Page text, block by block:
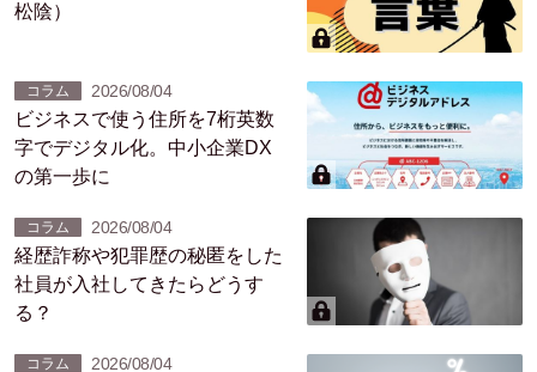
松陰）
コラム 2026/08/04
ビジネスで使う住所を7桁英数
字でデジタル化。中小企業DX
の第一歩に
コラム 2026/08/04
経歴詐称や犯罪歴の秘匿をした
社員が入社してきたらどうす
る？
コラム 2026/08/04